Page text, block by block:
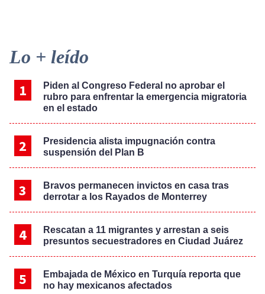
Primary
Sidebar
Lo + leído
Piden al Congreso Federal no aprobar el
rubro para enfrentar la emergencia migratoria
en el estado
Presidencia alista impugnación contra
suspensión del Plan B
Bravos permanecen invictos en casa tras
derrotar a los Rayados de Monterrey
Rescatan a 11 migrantes y arrestan a seis
presuntos secuestradores en Ciudad Juárez
Embajada de México en Turquía reporta que
no hay mexicanos afectados